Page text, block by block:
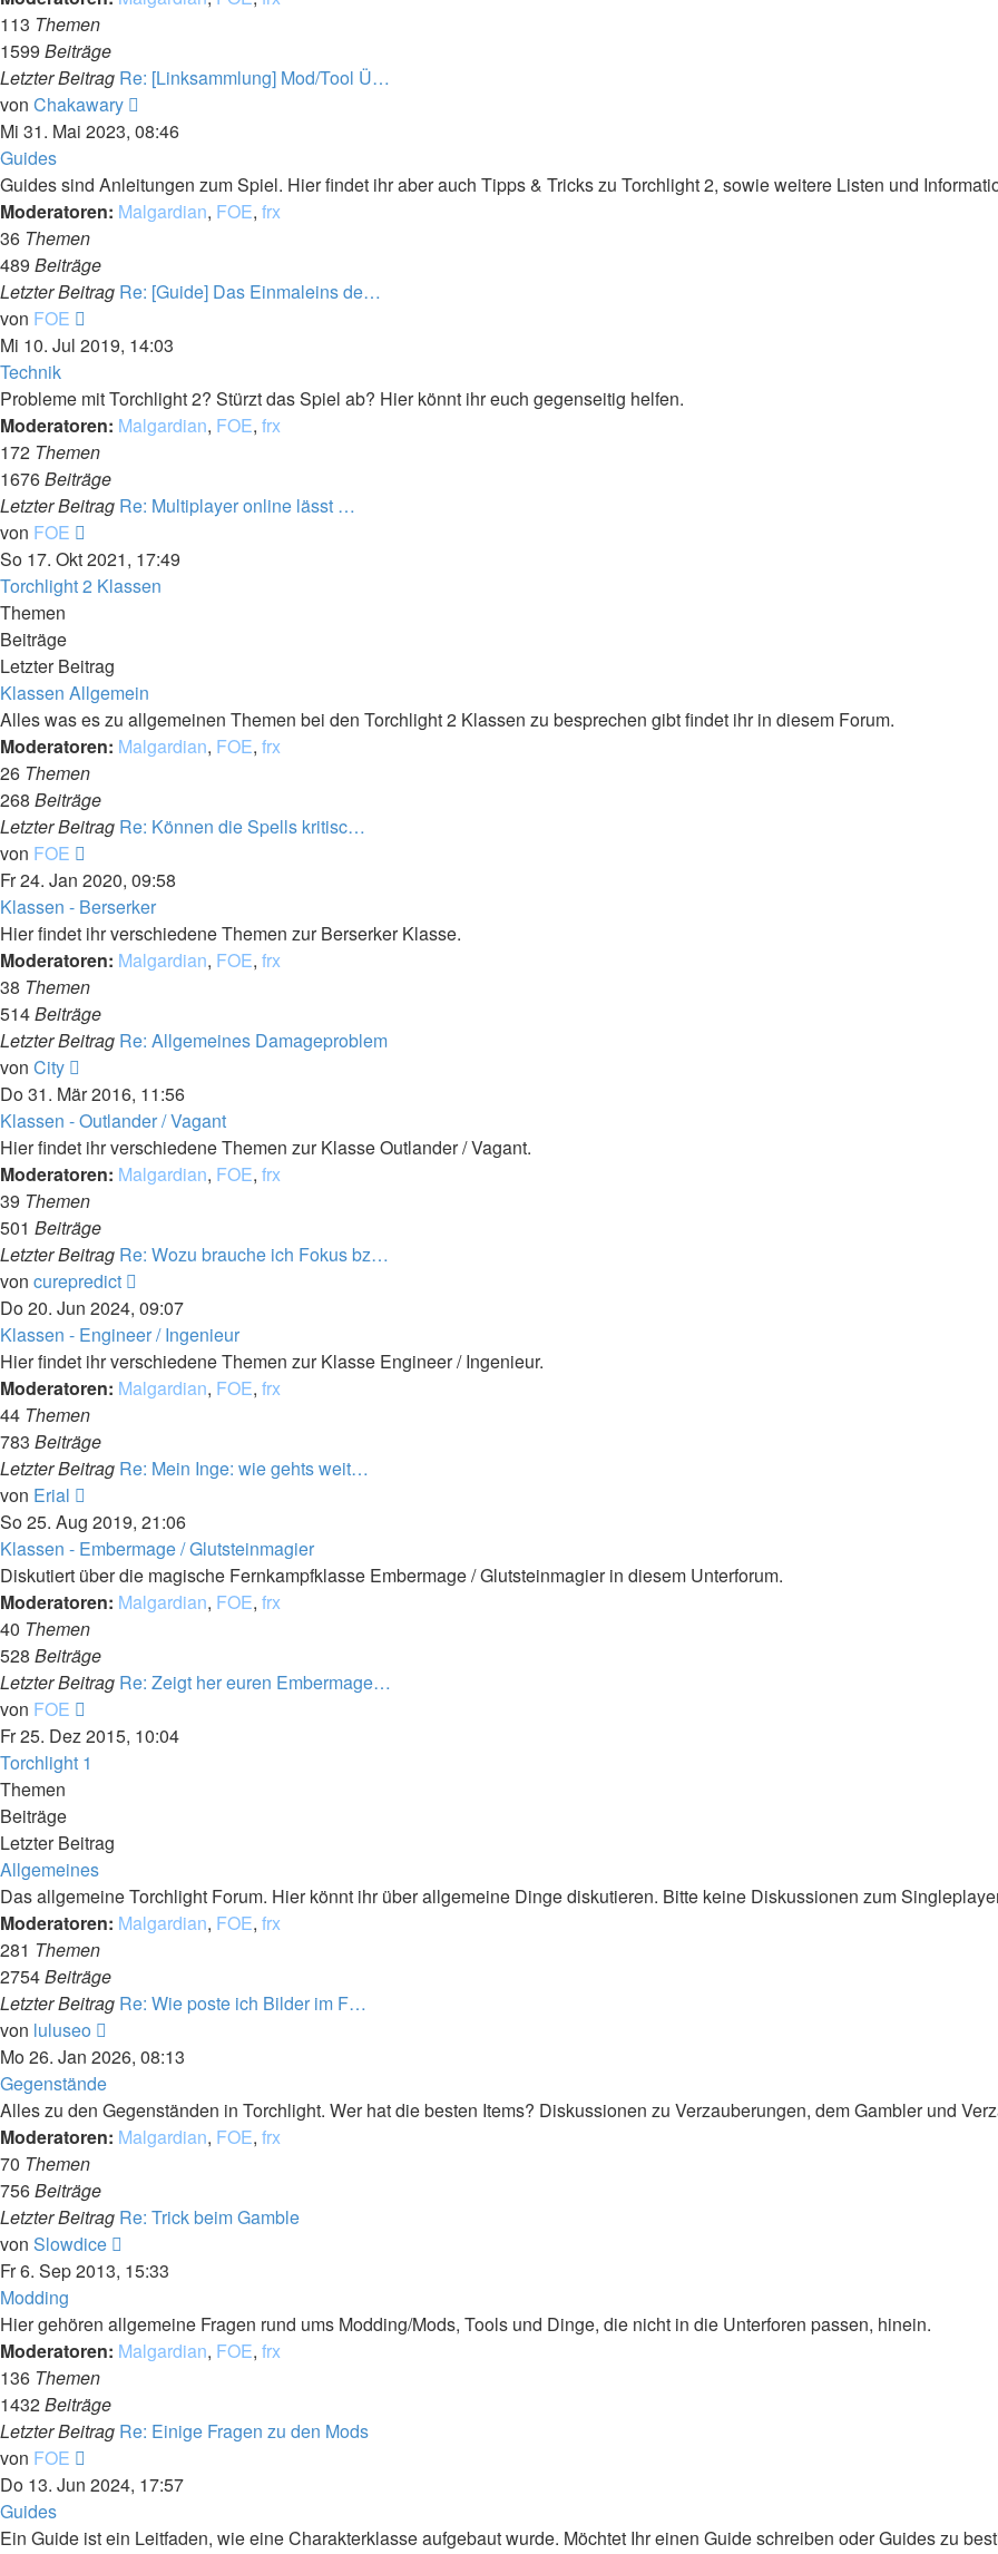
113 Themen
1599 Beiträge
Letzter Beitrag Re: [Linksammlung] Mod/Tool Ü…
von Chakawary
Beitrag
Mi 31. Mai 2023, 08:46
Guides
Guides sind Anleitungen zum Spiel. Hier findet ihr aber auch Tipps & Tricks zu Torchlight 2, sowie weitere Listen und
Moderatoren: Malgardian, FOE, frx
36 Themen
489 Beiträge
Letzter Beitrag Re: [Guide] Das Einmaleins de…
von FOE
Beitrag
Mi 10. Jul 2019, 14:03
Technik
Probleme mit Torchlight 2? Stürzt das Spiel ab? Hier könnt ihr euch gegenseitig helfen.
Moderatoren: Malgardian, FOE, frx
172 Themen
1676Beiträge
Letzter Beitrag Re: Multiplayer online lässt …
von FOE
Beitrag
So 17. Okt 2021, 17:49
Torchlight 2 Klassen
Themen
Beiträge
Letzter Beitrag
Klassen Allgemein
Alles was es zu allgemeinen Themen bei den Torchlight 2 Klassen zu besprechen gibt findet ihr in diesem Forum.
Moderatoren: Malgardian, FOE, frx
26 Themen
268 Beiträge
Letzter Beitrag Re: Können die Spells kritisc…
von FOE
Beitrag
Fr 24. Jan 2020, 09:58
Klassen - Berserker
Hier findet ihr verschiedene Themen zur Berserker Klasse.
Moderatoren: Malgardian, FOE, frx
38 Themen
514Beiträge
Letzter Beitrag Re: Allgemeines Damageproblem
von City
Beitrag
Do 31. Mär 2016, 11:56
Klassen - Outlander / Vagant
Hier findet ihr verschiedene Themen zur Klasse Outlander / Vagant.
Moderatoren: Malgardian, FOE, frx
39 Themen
501 Beiträge
Letzter Beitrag Re: Wozu brauche ich Fokus bz…
von curepredict
Beitrag
Do 20. Jun 2024, 09:07
Klassen - Engineer / Ingenieur
Hier findet ihr verschiedene Themen zur Klasse Engineer / Ingenieur.
Moderatoren: Malgardian, FOE, frx
44 Themen
783 Beiträge
Letzter Beitrag Re: Mein Inge: wie gehts weit…
von Erial
Beitrag
So 25. Aug 2019, 21:06
Klassen - Embermage / Glutsteinmagier
Diskutiert über die magische Fernkampfklasse Embermage / Glutsteinmagier in diesem Unterforum.
Moderatoren: Malgardian, FOE, frx
40 Themen
528 Beiträge
Letzter Beitrag Re: Zeigt her euren Embermage…
von FOE
Beitrag
Fr 25. Dez 2015, 10:04
Torchlight 1
Themen
Beiträge
Letzter Beitrag
Allgemeines
Das allgemeine Torchlight Forum. Hier könnt ihr über allgemeine Dinge diskutieren. Bitte keine Diskussionen zum
Moderatoren: Malgardian, FOE, frx
281 Themen
2754Beiträge
Letzter Beitrag Re: Wie poste ich Bilder im F…
von luluseo
Beitrag
Mo 26. Jan 2026, 08:13
Gegenstände
Alles zu den Gegenständen in Torchlight. Wer hat die besten Items? Diskussionen zu Verzauberungen, dem Gambler und
Moderatoren: Malgardian, FOE, frx
70 Themen
756Beiträge
Letzter Beitrag Re: Trick beim Gamble
von Slowdice
Beitrag
Fr 6. Sep 2013, 15:33
Modding
Hier gehören allgemeine Fragen rund ums Modding/Mods, Tools und Dinge, die nicht in die Unterforen passen, hinein.
Moderatoren: Malgardian, FOE, frx
136 Themen
1432Beiträge
Letzter Beitrag Re: Einige Fragen zu den Mods
von FOE
Beitrag
Do 13. Jun 2024, 17:57
Guides
Ein Guide ist ein Leitfaden, wie eine Charakterklasse aufgebaut wurde. Möchtet Ihr einen Guide schreiben oder Guides zu